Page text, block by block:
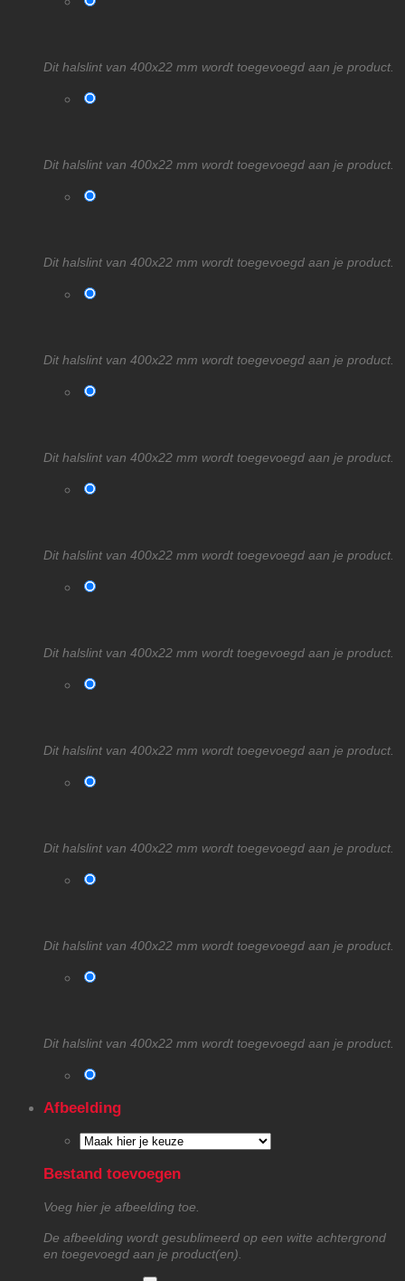
Dit halslint van 400x22 mm wordt toegevoegd aan je product.
Dit halslint van 400x22 mm wordt toegevoegd aan je product.
Dit halslint van 400x22 mm wordt toegevoegd aan je product.
Dit halslint van 400x22 mm wordt toegevoegd aan je product.
Dit halslint van 400x22 mm wordt toegevoegd aan je product.
Dit halslint van 400x22 mm wordt toegevoegd aan je product.
Dit halslint van 400x22 mm wordt toegevoegd aan je product.
Dit halslint van 400x22 mm wordt toegevoegd aan je product.
Dit halslint van 400x22 mm wordt toegevoegd aan je product.
Dit halslint van 400x22 mm wordt toegevoegd aan je product.
Dit halslint van 400x22 mm wordt toegevoegd aan je product.
Afbeelding
Bestand toevoegen
Voeg hier je afbeelding toe.
De afbeelding wordt gesublimeerd op een witte achtergrond
en toegevoegd aan je product(en).